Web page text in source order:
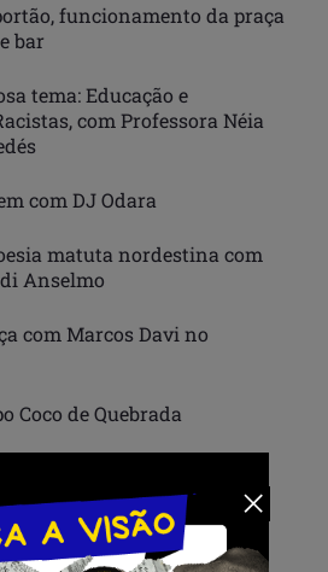
funcionamento da praça
bar
tema: Educação e
com Professora Néia
com DJ Odara
matuta nordestina com
Anselmo
com Marcos Davi no
Coco de Quebrada
Afoxé Ogum Pá
A Dança Fortuita com Suene